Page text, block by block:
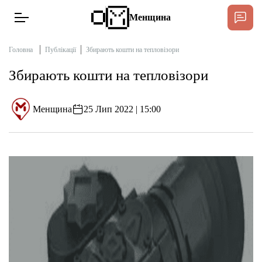
Тексти
Про нас
Бюджет
Менщина
Головна Публікації Збирають кошти на тепловізори
Збирають кошти на тепловізори
Менщина 25 Лип 2022 | 15:00